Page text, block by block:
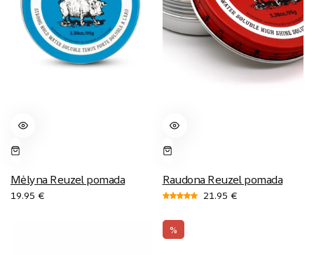
Mėlyna Reuzel pomada
19.95 €
Raudona Reuzel pomada
5.00
iš
21.95 €
%